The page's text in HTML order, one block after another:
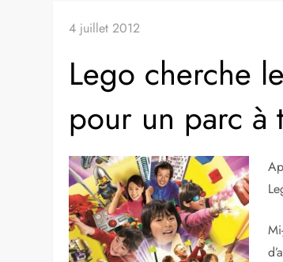
4 juillet 2012
Lego cherche
pour un parc à